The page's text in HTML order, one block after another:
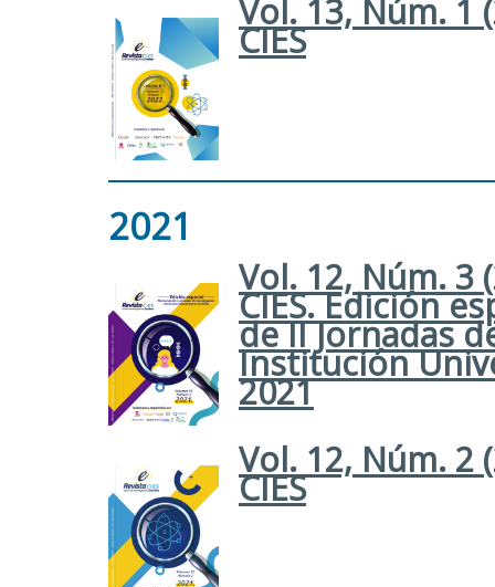
Vol. 13, Núm. 1
CIES
2021
Vol. 12, Núm. 3
CIES. Edición
de II Jornadas
Institución
2021
Vol. 12, Núm. 2
CIES